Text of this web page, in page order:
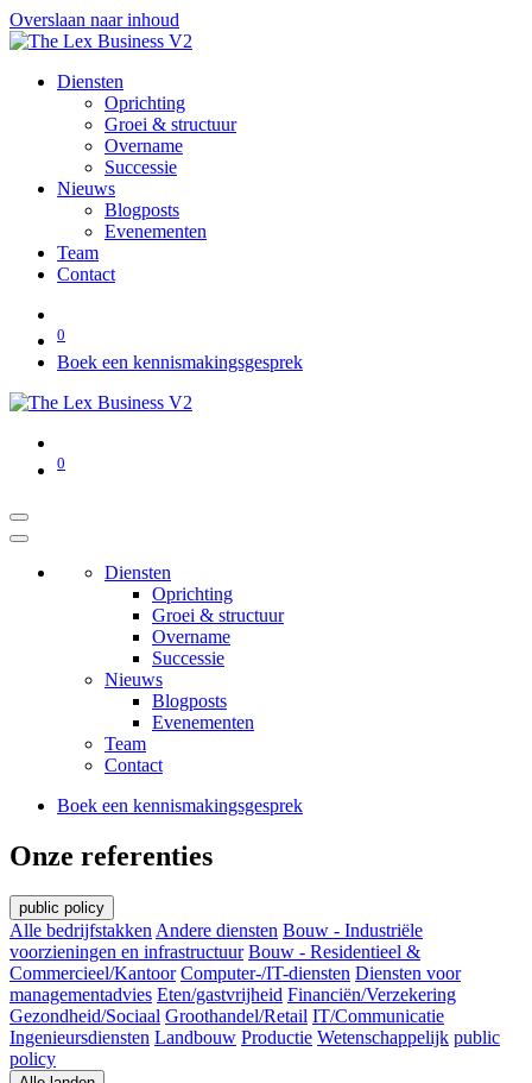
Overslaan naar inhoud
Diensten
Oprichting
Groei & structuur
Overname
Successie
Nieuws
Blogposts
Evenementen
Team
Contact
0
Boek een kennismakingsgesprek
0
Diensten
Oprichting
Groei & structuur
Overname
Successie
Nieuws
Blogposts
Evenementen
Team
Contact
Boek een kennismakingsgesprek
Onze referenties
public policy
Alle bedrijfstakkenAndere diensten Bouw - Industriële
voorzieningen en infrastructuur Bouw - Residentieel &
Commercieel/Kantoor Computer-/IT-diensten Diensten voor
managementadvies Eten/gastvrijheid Financiën/Verzekering
Gezondheid/Sociaal Groothandel/Retail IT/Communicatie
Ingenieursdiensten Landbouw Productie Wetenschappelijk public
policy